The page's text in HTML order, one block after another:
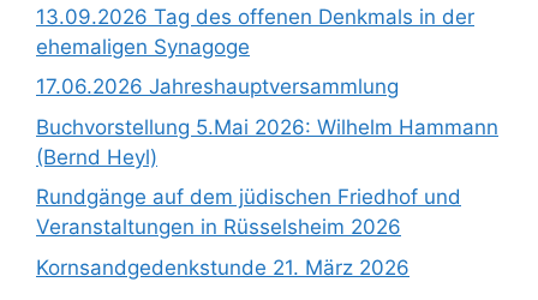
13.09.2026 Tag des offenen Denkmals in der
ehemaligen Synagoge
17.06.2026 Jahreshauptversammlung
Buchvorstellung 5.Mai 2026: Wilhelm Hammann
(Bernd Heyl)
Rundgänge auf dem jüdischen Friedhof und
Veranstaltungen in Rüsselsheim 2026
Kornsandgedenkstunde 21. März 2026